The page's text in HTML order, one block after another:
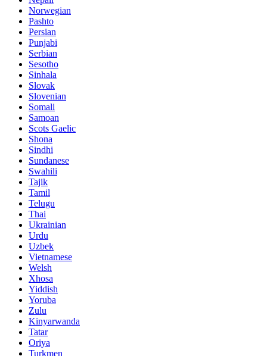
Norwegian
Pashto
Persian
Punjabi
Serbian
Sesotho
Sinhala
Slovak
Slovenian
Somali
Samoan
Scots Gaelic
Shona
Sindhi
Sundanese
Swahili
Tajik
Tamil
Telugu
Thai
Ukrainian
Urdu
Uzbek
Vietnamese
Welsh
Xhosa
Yiddish
Yoruba
Zulu
Kinyarwanda
Tatar
Oriya
Turkmen